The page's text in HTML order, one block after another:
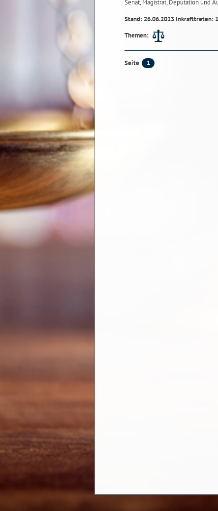
Senat, Magistrat, Deputation und
Stand: 26.06.2023 Inkrafttreten:
Themen:
Seite 1